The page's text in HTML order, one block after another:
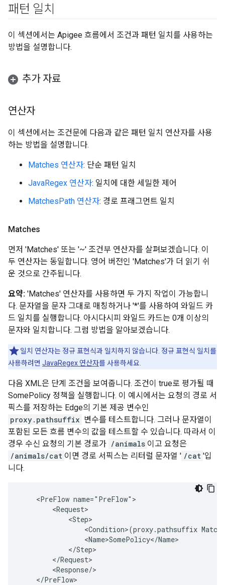
패턴 일치
이 섹션에서는 Apigee 흐름에서 조건과 패턴 일치를 사용하는
방법을 설명합니다.
추가 자료
연산자
이 섹션에서는 조건문에 다음과 같은 패턴 일치 연산자를 사용
하는 방법을 설명합니다.
Matches 연산자: 단순 패턴 일치
JavaRegex 연산자: 일치에 대한 세밀한 제어
MatchesPath 연산자: 경로 프래그먼트 일치
Matches
먼저 'Matches' 또는 '~' 조건부 연산자를 살펴보겠습니다. 이
두 연산자는 동일합니다. 영어 버전인 'Matches'가 더 읽기 쉬
운 것으로 간주됩니다.
요약: 'Matches' 연산자를 사용하면 두 가지 작업이 가능합니
다. 문자열을 문자 그대로 매칭하거나 '*'를 사용하여 와일드 카
드 일치를 실행합니다. 아시다시피 와일드 카드는 0개 이상의
문자와 일치합니다. 그럼 방법을 알아보겠습니다.
일치 연산자는 정규 표현식과 일치하지 않습니다. 정규 표현식 일치를
사용하려면 JavaRegex 연산자를 사용하세요.
다음 XML은 단계 조건을 보여줍니다. 조건이 true로 평가될 때
SomePolicy 정책을 실행합니다. 이 예시에서는 요청의 경로 서
픽스를 저장하는 Edge의 기본 제공 변수인
proxy.pathsuffix 변수를 테스트합니다. 그러나 문자열이
포함된 모든 흐름 변수의 값을 테스트할 수 있습니다. 따라서 이
경우 수신 요청의 기본 경로가 /animals 이고 요청은
/animals/cat 이면 경로 서픽스는 리터럴 문자열 ' /cat '입
니다.
    <PreFlow name="PreFlow">
        <Request>
            <Step>
<Condition>(proxy.pathsuffix
                <Name>SomePolicy</Name>
            </Step>
        </Request>
        <Response/>
    </PreFlow>